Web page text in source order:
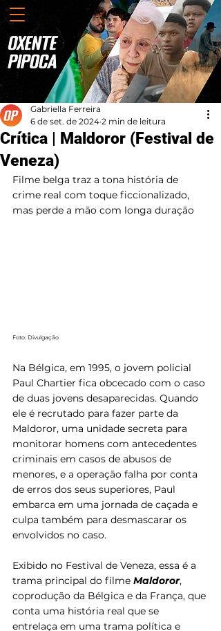
Crítica | Maldoror (Festival de
Veneza)
Gabriella Ferreira
6 de set. de 2024 2 min de leitura
Filme belga traz a tona história de
crime real com toque ficcionalizado,
mas perde a mão com longa duração
Foto: Divulgação
Na Bélgica, em 1995, o jovem policial
Paul Chartier fica obcecado com o caso
de duas jovens desaparecidas. Quando
ele é recrutado para fazer parte da
Maldoror, uma unidade secreta para
monitorar homens com antecedentes
criminais em casos de abusos de
menores, e a operação falha por conta
de erros dos seus superiores, Paul
embarca em uma jornada de caçada e
culpa também para desmascarar os
envolvidos no caso.
Exibido no Festival de Veneza, essa é a
trama principal do filme Maldoror,
coprodução da Bélgica e da França, que
conta uma história real que se
entrelaça em uma trama política e